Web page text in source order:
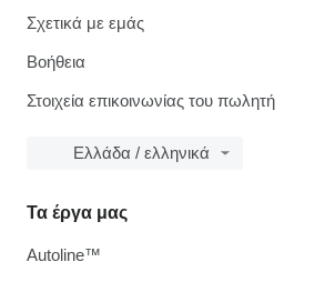
Σχετικά με εμάς
Βοήθεια
Στοιχεία επικοινωνίας του πωλητή
Ελλάδα / ελληνικά
Τα έργα μας
Autoline™